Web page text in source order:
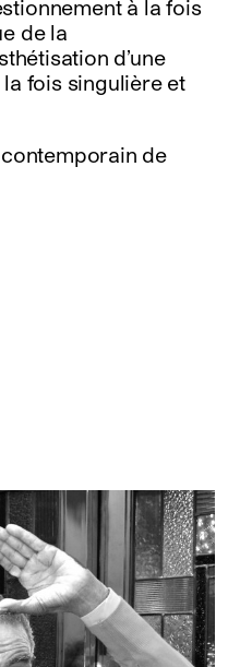
à la fois
de la
d’une
fois singulière et
contemporain de